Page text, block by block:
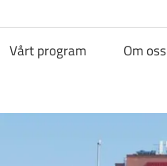
Vårt program Om oss